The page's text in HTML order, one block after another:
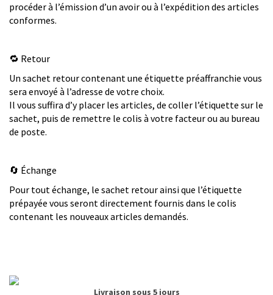
procéder à l’émission d’un avoir ou à l’expédition des articles
conformes.
🔁 Retour
Un sachet retour contenant une étiquette préaffranchie vous
sera envoyé à l’adresse de votre choix.
Il vous suffira d’y placer les articles, de coller l’étiquette sur le
sachet, puis de remettre le colis à votre facteur ou au bureau
de poste.
🔄 Échange
Pour tout échange, le sachet retour ainsi que l’étiquette
prépayée vous seront directement fournis dans le colis
contenant les nouveaux articles demandés.
Livraison sous 5 jours